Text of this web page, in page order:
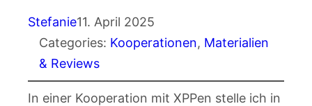
Stefanie11. April 2025
Categories: Kooperationen, Materialien
& Reviews
In einer Kooperation mit XPPen stelle ich in